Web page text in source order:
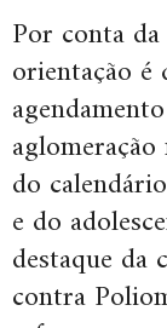
Por conta
orientação
do
e do
destaque da
contra